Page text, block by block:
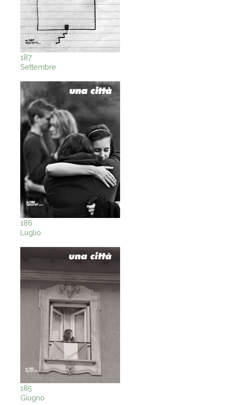
187
Settembre
186
Luglio
185
Giugno